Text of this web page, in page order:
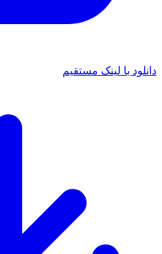
با لینک مستقیم